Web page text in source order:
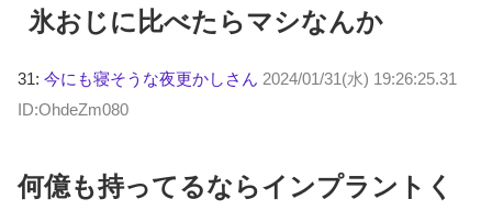
氷おじに比べたらマシなんか
31: 今にも寝そうな夜更かしさん 2024/01/31(水) 19:26:25.31
ID:OhdeZm080
何億も持ってるならインプラントく